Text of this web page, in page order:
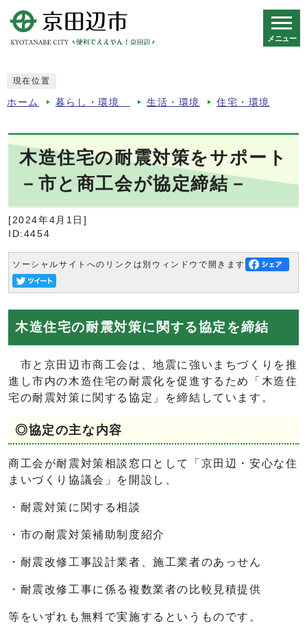
メニュー
現在位置
ホーム 暮らし・環境 生活・環境 住宅・環境
木造住宅の耐震対策をサポート
－市と商工会が協定締結－
[2024年4月1日]
ID:4454
ソーシャルサイトへのリンクは別ウィンドウで開きます
木造住宅の耐震対策に関する協定を締結
市と京田辺市商工会は、地震に強いまちづくりを推
進し市内の木造住宅の耐震化を促進するため「木造住
宅の耐震対策に関する協定」を締結しています。
◎協定の主な内容
商工会が耐震対策相談窓口として「京田辺・安心な住
まいづくり協議会」を開設し、
・耐震対策に関する相談
・市の耐震対策補助制度紹介
・耐震改修工事設計業者、施工業者のあっせん
・耐震改修工事に係る複数業者の比較見積提供
等をいずれも無料で実施するというものです。